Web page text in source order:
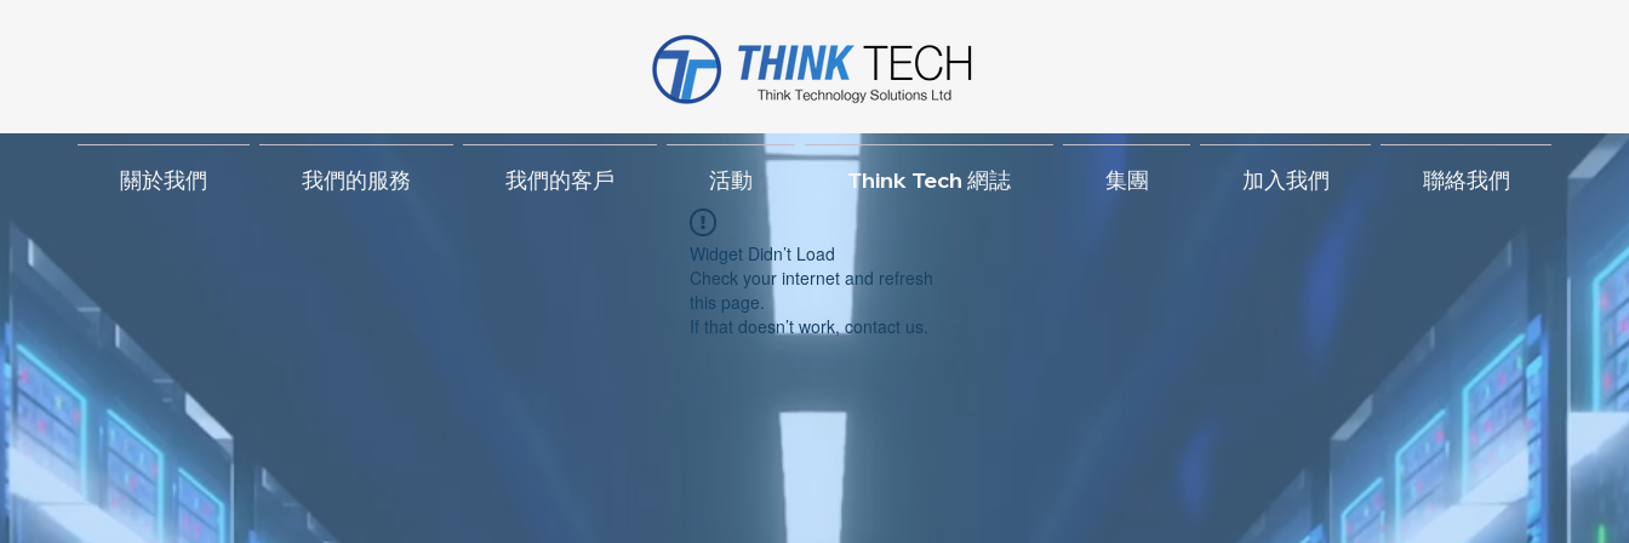
關於我們 我們的服務 我們的客戶 活動 Think Tech 網誌 集團 加入我們 聯絡我們
Widget Didn’t Load
Check your internet and refresh
this page.
If that doesn’t work, contact us.